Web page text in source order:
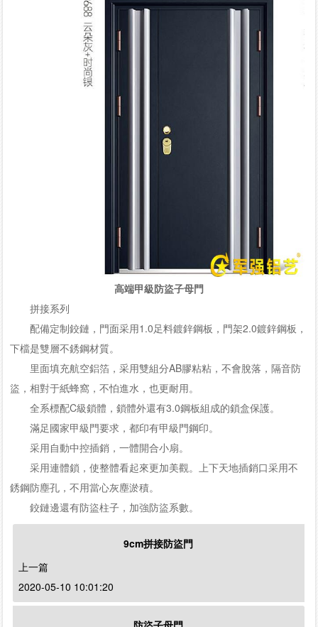
高端甲級防盜子母門
拼接系列
配備定制鉸鏈，門面采用1.0足料鍍鋅鋼板，門架2.0鍍鋅鋼板，
下檔是雙層不銹鋼材質。
里面填充航空鋁箔，采用雙組分AB膠粘粘，不會脫落，隔音防
盜，相對于紙蜂窩，不怕進水，也更耐用。
全系標配C級鎖體，鎖體外還有3.0鋼板組成的鎖盒保護。
滿足國家甲級門要求，都印有甲級門鋼印。
采用自動中控插銷，一體開合小扇。
采用連體鎖，使整體看起來更加美觀。上下天地插銷口采用不
銹鋼防塵孔，不用當心灰塵淤積。
鉸鏈邊還有防盜柱子，加強防盜系數。
9cm拼接防盜門
上一篇
2020-05-10 10:01:20